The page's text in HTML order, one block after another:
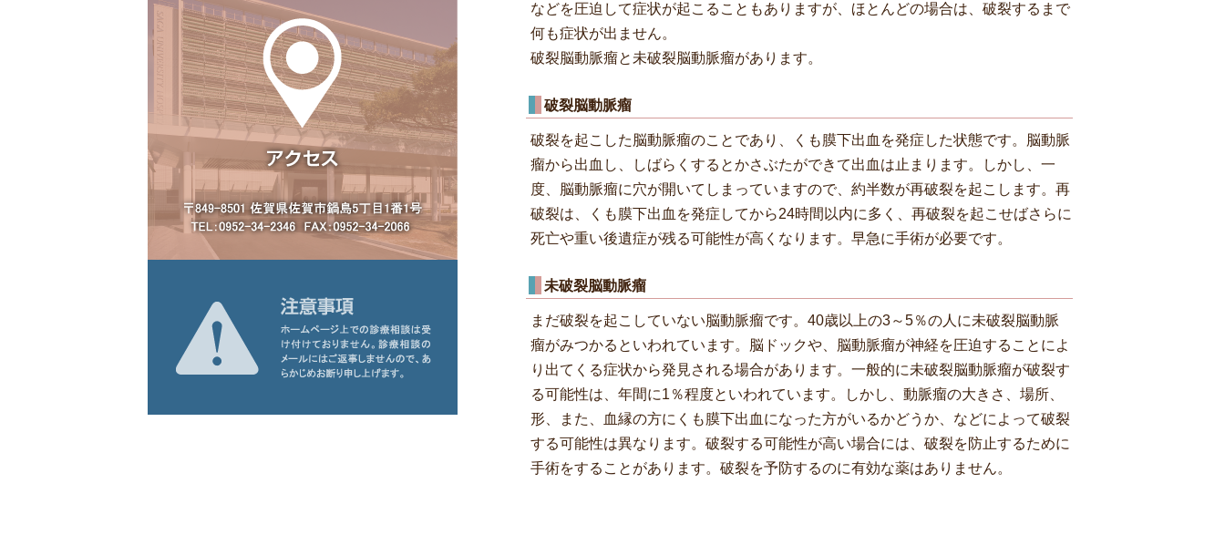
などを圧迫して症状が起こることもありますが、ほとんどの場合は、破裂するまで
何も症状が出ません。
破裂脳動脈瘤と未破裂脳動脈瘤があります。
破裂脳動脈瘤
破裂を起こした脳動脈瘤のことであり、くも膜下出血を発症した状態です。脳動脈
瘤から出血し、しばらくするとかさぶたができて出血は止まります。しかし、一
度、脳動脈瘤に穴が開いてしまっていますので、約半数が再破裂を起こします。再
破裂は、くも膜下出血を発症してから24時間以内に多く、再破裂を起こせばさらに
死亡や重い後遺症が残る可能性が高くなります。早急に手術が必要です。
未破裂脳動脈瘤
まだ破裂を起こしていない脳動脈瘤です。40歳以上の3～5％の人に未破裂脳動脈
瘤がみつかるといわれています。脳ドックや、脳動脈瘤が神経を圧迫することによ
り出てくる症状から発見される場合があります。一般的に未破裂脳動脈瘤が破裂す
る可能性は、年間に1％程度といわれています。しかし、動脈瘤の大きさ、場所、
形、また、血縁の方にくも膜下出血になった方がいるかどうか、などによって破裂
する可能性は異なります。破裂する可能性が高い場合には、破裂を防止するために
手術をすることがあります。破裂を予防するのに有効な薬はありません。